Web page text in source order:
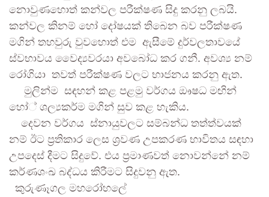
නොවුණහොත් කන්වල පරීක්ෂණ සිදු කරනු ලබයි.
කන්වල කිනම් හෝ දෝෂයක් තිබෙන බව පරීක්ෂණ
මගින් තහවුරු වුවහොත් එම ඇසීමේ දුර්වලතාවයේ
ස්වභාවය වෛද්‍යවරයා අවබෝධ කර ගනී. අවශ්‍ය නම්
රෝගියා තවත් පරීක්ෂණ වලට භාජනය කරනු ඇත.
මුලින්ම සඳහන් කළ පළමු වර්ගය ඖෂධ මඟින්
හෝ් ශල්‍යකර්ම මගින් සුව කළ හැකිය.
දෙවන වර්ගය ස්නායුවලට සම්බන්ධ තත්ත්වයක්
නම් ඊට ප්‍රතිකාර ලෙස ශ්‍රවණ උපකරණ භාවිතය සඳහා
උපදෙස් දීමට සිදුවේ. එය ප්‍රමාණවත් නොවන්නේ නම්
කර්ණශංඛ බද්ධය කිරීමට සිදුවනු ඇත.
කුරුණෑගල මහරෝහලේ